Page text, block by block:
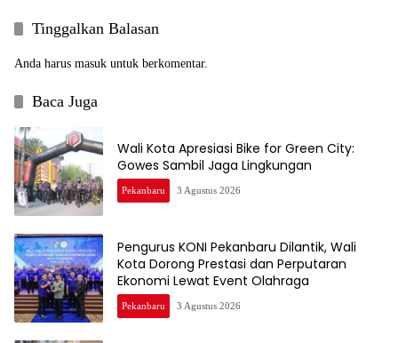
Tinggalkan Balasan
Anda harus masuk untuk berkomentar.
Baca Juga
Wali Kota Apresiasi Bike for Green City:
Gowes Sambil Jaga Lingkungan
Pekanbaru 3 Agustus 2026
Pengurus KONI Pekanbaru Dilantik, Wali
Kota Dorong Prestasi dan Perputaran
Ekonomi Lewat Event Olahraga
Pekanbaru 3 Agustus 2026